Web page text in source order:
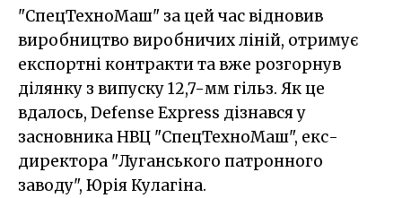
"СпецТехноМаш" за цей час відновив
виробництво виробничих ліній, отримує
експортні контракти та вже розгорнув
ділянку з випуску 12,7-мм гільз. Як це
вдалось, Defense Express дізнався у
засновника НВЦ "СпецТехноМаш", екс-
директора "Луганського патронного
заводу", Юрія Кулагіна.